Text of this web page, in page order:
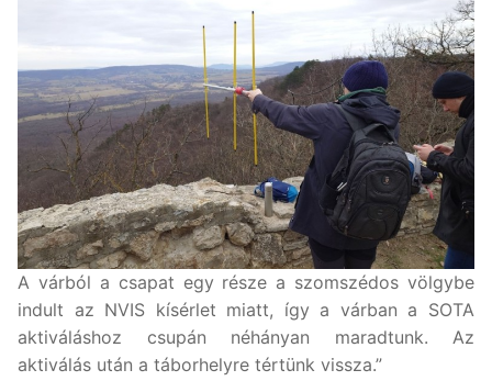
A várból a csapat egy része a szomszédos völgybe
indult az NVIS kísérlet miatt, így a várban a SOTA
aktiváláshoz csupán néhányan maradtunk. Az
aktiválás után a táborhelyre tértünk vissza.”